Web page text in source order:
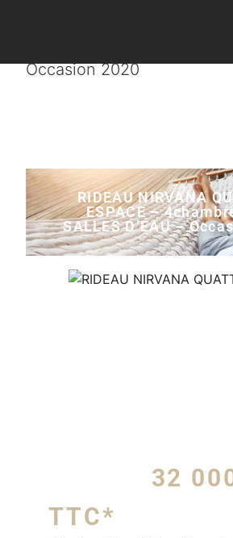
Occasion 2020
RIDEAU NIRVANA
ESPACE –
SALLES D’EAU –
32
TTC*